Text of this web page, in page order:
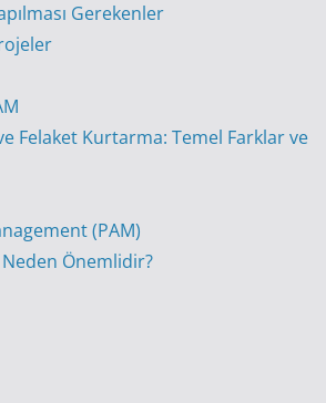
Gerekenler
Felaket Kurtarma: Temel Farklar ve
(PAM)
Önemlidir?